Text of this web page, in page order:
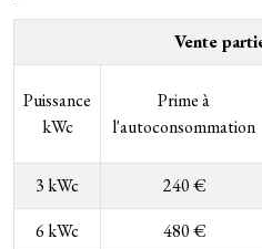
Vente
Puissance
kWc
Prime à
l'autoconsommation
3 kWc
240 €
6 kWc
480 €